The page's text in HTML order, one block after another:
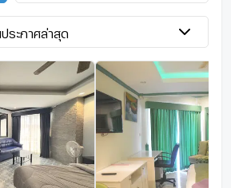
ประกาศล่าสุด